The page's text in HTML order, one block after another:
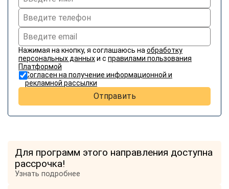
Нажимая на кнопку, я соглашаюсь на обработку
персональных данныхи с правилами пользования
Платформой
Согласен на получение информационной и
рекламной рассылки
Отправить
Для программ этого направления доступна
рассрочка!
Узнать подробнее